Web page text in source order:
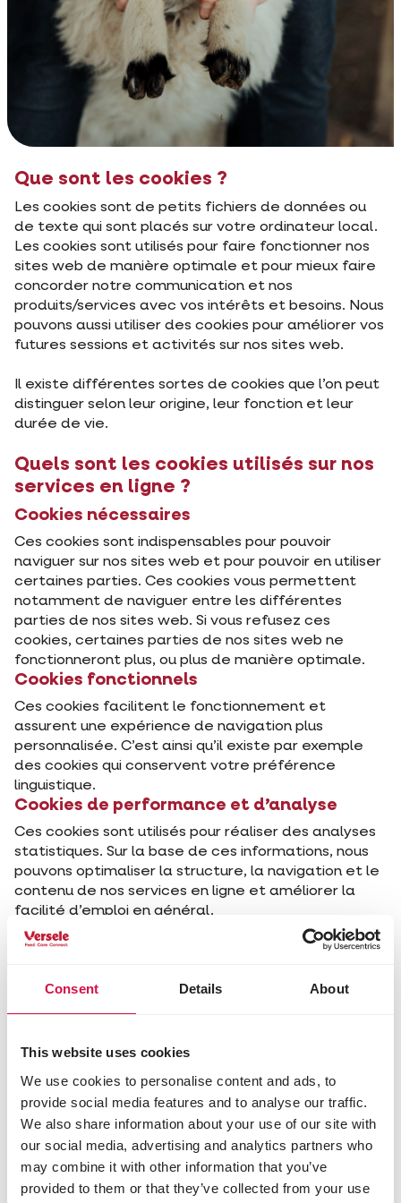
Consent Details About
This website uses cookies
We use cookies to personalise content and ads, to
provide social media features and to analyse our traffic.
We also share information about your use of our site with
our social media, advertising and analytics partners who
may combine it with other information that you’ve
provided to them or that they’ve collected from your use
Que sont les cookies ?
Les cookies sont de petits fichiers de données ou
de texte qui sont placés sur votre ordinateur local.
Les cookies sont utilisés pour faire fonctionner nos
sites web de manière optimale et pour mieux faire
concorder notre communication et nos
produits/services avec vos intérêts et besoins. Nous
pouvons aussi utiliser des cookies pour améliorer vos
futures sessions et activités sur nos sites web.
Il existe différentes sortes de cookies que l’on peut
distinguer selon leur origine, leur fonction et leur
durée de vie.
Quels sont les cookies utilisés sur nos
services en ligne ?
Cookies nécessaires
Ces cookies sont indispensables pour pouvoir
naviguer sur nos sites web et pour pouvoir en utiliser
certaines parties. Ces cookies vous permettent
notamment de naviguer entre les différentes
parties de nos sites web. Si vous refusez ces
cookies, certaines parties de nos sites web ne
fonctionneront plus, ou plus de manière optimale.
Cookies fonctionnels
Ces cookies facilitent le fonctionnement et
assurent une expérience de navigation plus
personnalisée. C’est ainsi qu’il existe par exemple
des cookies qui conservent votre préférence
linguistique.
Cookies de performance et d’analyse
Ces cookies sont utilisés pour réaliser des analyses
statistiques. Sur la base de ces informations, nous
pouvons optimaliser la structure, la navigation et le
contenu de nos services en ligne et améliorer la
facilité d’emploi en général.
Third-party-cookies
sociaux et des services vidéo.
continuent-ils à exister ?
Cookies temporaires
temporaire dans votre navigateur ou votre
application. Dès que vous fermez et quittez votre
navigateur ou votre application, les cookies sont
effacés.